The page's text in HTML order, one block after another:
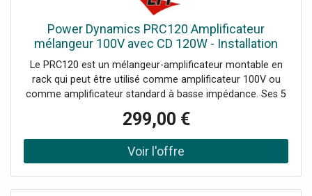
240VAC 50/60Hz, THD
Power Dynamics PRC120 Amplificateur
mélangeur 100V avec CD 120W - Installation
amplificateurs
Le PRC120 est un mélangeur-amplificateur montable en
rack qui peut être utilisé comme amplificateur 100V ou
comme amplificateur standard à basse impédance. Ses 5
symétrique avec alimentation fantôme commutable et
Vox override, 2 entrées micro/ligne jack et 2 entrées ligne
RCA. Il est équipé d'un lecteur CD, d'un récepteur BT et de
ports USB/SD pour la lecture de MP3, ainsi que d'un écran
299,00 €